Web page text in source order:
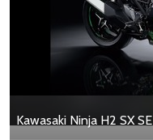
Kawasaki Ninja H2 SX SE